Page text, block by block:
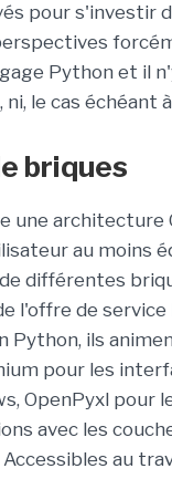
pour s'investir
Python et il
le cas échéant
briques
une
au moins
différentes
l'offre de
ils
pour les
OpenPyxl pour
avec les
au